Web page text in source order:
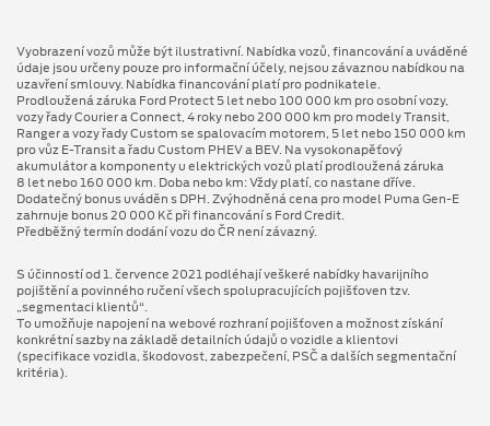
Vyobrazení vozů může být ilustrativní. Nabídka vozů, financování a uváděné
údaje jsou určeny pouze pro informační účely, nejsou závaznou nabídkou na
uzavření smlouvy. Nabídka financování platí pro podnikatele.
Prodloužená záruka Ford Protect 5 let nebo 100 000 km pro osobní vozy,
vozy řady Courier a Connect, 4 roky nebo 200 000 km pro modely Transit,
Ranger a vozy řady Custom se spalovacím motorem, 5 let nebo 150 000 km
pro vůz E-Transit a řadu Custom PHEV a BEV. Na vysokonapěťový
akumulátor a komponenty u elektrických vozů platí prodloužená záruka
8 let nebo 160 000 km. Doba nebo km: Vždy platí, co nastane dříve.
Dodatečný bonus uváděn s DPH. Zvýhodněná cena pro model Puma Gen⁠-⁠E
zahrnuje bonus 20 000 Kč při financování s Ford Credit.
Předběžný termín dodání vozu do ČR není závazný.
S účinností od 1. července 2021 podléhají veškeré nabídky havarijního
pojištění a povinného ručení všech spolupracujících pojišťoven tzv.
„segmentaci klientů“.
To umožňuje napojení na webové rozhraní pojišťoven a možnost získání
konkrétní sazby na základě detailních údajů o vozidle a klientovi
(specifikace vozidla, škodovost, zabezpečení, PSČ a dalších segmentační
kritéria).